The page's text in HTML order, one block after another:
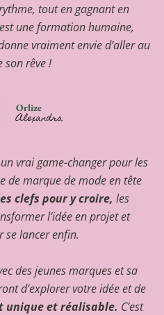
tout en gagnant en
une formation humaine,
vraiment envie d’aller au
son rêve !
Orlize
Alexandra
vrai game-changer pour les
de marque de mode en tête
clefs pour y croire, les
l’idée en projet et
se lancer enfin.
des jeunes marques et sa
d’explorer votre idée et de
unique et réalisable. C’est